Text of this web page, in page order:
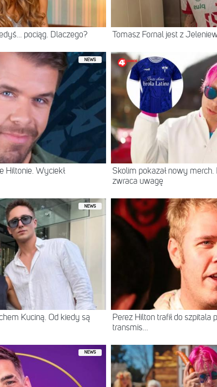
pociąg. Dlaczego? Tomasz Fornal jest z
NEWS
Hiltonie. Wyciekł
Skolim pokazał nowy
zwraca uwagę
NEWS
Kuciną. Od kiedy są
Perez Hilton trafił do szpitala
transmis...
NEWS